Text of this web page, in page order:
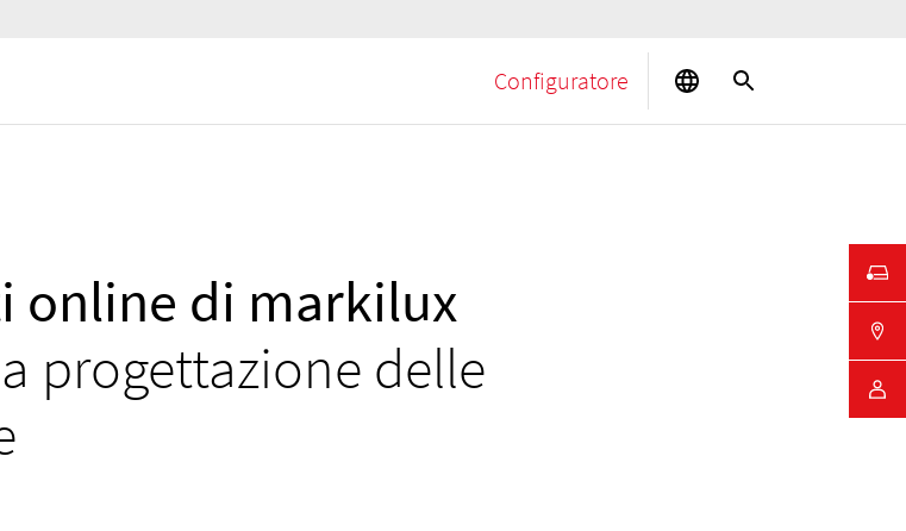
Configuratore
online di markilux
progettazione delle